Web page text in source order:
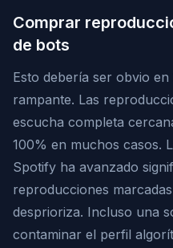
Comprar
de bots
Esto debería ser obvio
rampante. Las
escucha completa
100% en muchos casos.
Spotify ha avanzado
reproducciones
desprioriza. Incluso una
contaminar el perfil